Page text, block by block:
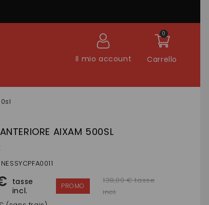
Carrello
0
Il mio account
AIXAM 500SL
NESSYCPFA0011
tasse
incl.
139,00 € tasse
incl.